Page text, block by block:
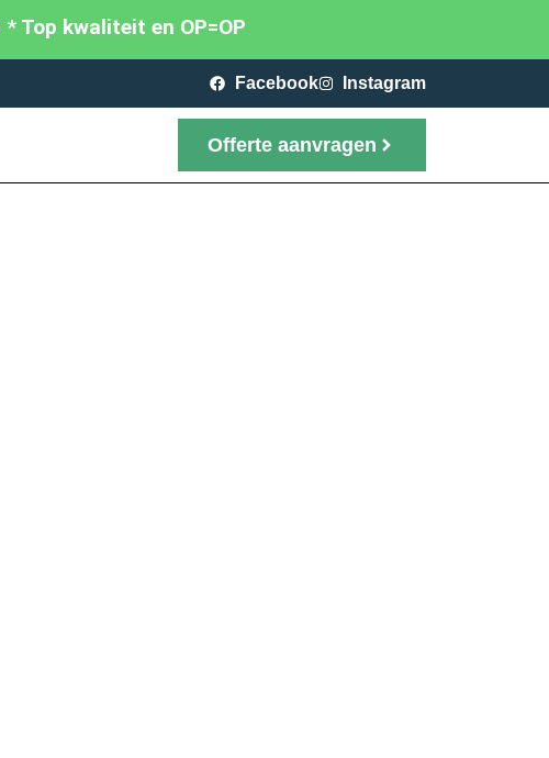
Top kwaliteit en OP=OP
Facebook Instagram
Offerte aanvragen